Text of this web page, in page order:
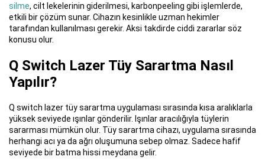
silme, cilt lekelerinin giderilmesi, karbonpeeling gibi işlemlerde,
etkili bir çözüm sunar. Cihazın kesinlikle uzman hekimler
tarafından kullanılması gerekir. Aksi takdirde ciddi zararlar söz
konusu olur.
Q Switch Lazer Tüy Sarartma Nasıl
Yapılır?
Q switch lazer tüy sarartma uygulaması sırasında kısa aralıklarla
yüksek seviyede ışınlar gönderilir. Işınlar aracılığıyla tüylerin
sararması mümkün olur. Tüy sarartma cihazı, uygulama sırasında
herhangi acı ya da ağrı oluşumuna sebep olmaz. Sadece hafif
seviyede bir batma hissi meydana gelir.